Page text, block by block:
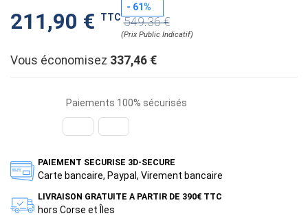
211,90 € TTC
- 61%
549.36 €
(Prix Public Indicatif)
Vous économisez 337,46 €
Paiements 100% sécurisés
PAIEMENT SECURISE 3D-SECURE
Carte bancaire, Paypal, Virement bancaire
LIVRAISON GRATUITE A PARTIR DE 390€ TTC
hors Corse et Îles